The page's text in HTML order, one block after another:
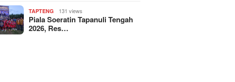
TAPTENG 131 views
Piala Soeratin Tapanuli Tengah
2026, Res…